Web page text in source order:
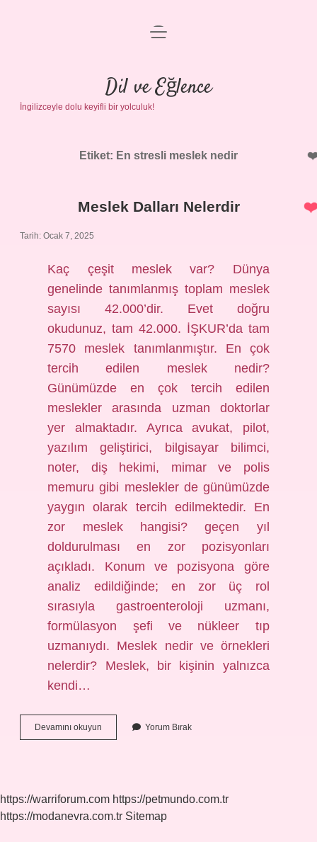
Anasayfa
Gizlilik Politikası
Yasal Uyarı
menüyü
Dil ve Eğlence
İngilizceyle dolu keyifli bir yolculuk!
Etiket: En stresli meslek nedir
Meslek Dalları Nelerdir
Tarih: Ocak 7, 2025
Kaç çeşit meslek var? Dünya
genelinde tanımlanmış toplam meslek
sayısı 42.000’dir. Evet doğru
okudunuz, tam 42.000. İŞKUR’da tam
7570 meslek tanımlanmıştır. En çok
tercih edilen meslek nedir?
Günümüzde en çok tercih edilen
meslekler arasında uzman doktorlar
yer almaktadır. Ayrıca avukat, pilot,
yazılım geliştirici, bilgisayar bilimci,
noter, diş hekimi, mimar ve polis
memuru gibi meslekler de günümüzde
yaygın olarak tercih edilmektedir. En
zor meslek hangisi? geçen yıl
doldurulması en zor pozisyonları
açıkladı. Konum ve pozisyona göre
analiz edildiğinde; en zor üç rol
sırasıyla gastroenteroloji uzmanı,
formülasyon şefi ve nükleer tıp
uzmanıydı. Meslek nedir ve örnekleri
nelerdir? Meslek, bir kişinin yalnızca
kendi…
Devamını okuyun
Dalları
Yorum Bırak
https://warriforum.com https://petmundo.com.tr
https://modanevra.com.tr Sitemap